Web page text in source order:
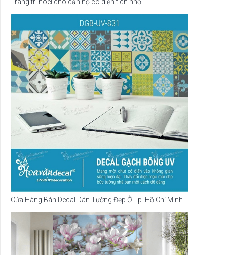
Cửa Hàng Bán Decal Dán Tường Đẹp Ở Tp. Hồ Chí Minh